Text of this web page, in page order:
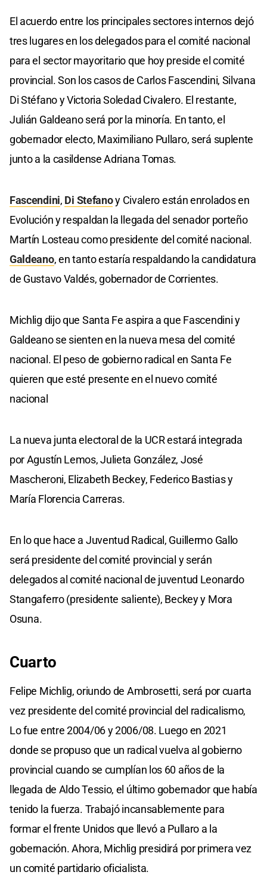
El acuerdo entre los principales sectores internos dejó
tres lugares en los delegados para el comité nacional
para el sector mayoritario que hoy preside el comité
provincial. Son los casos de Carlos Fascendini, Silvana
Di Stéfano y Victoria Soledad Civalero. El restante,
Julián Galdeano será por la minoría. En tanto, el
gobernador electo, Maximiliano Pullaro, será suplente
junto a la casildense Adriana Tomas.
Fascendini, Di Stefanoy Civalero están enrolados en
Evolución y respaldan la llegada del senador porteño
Martín Losteau como presidente del comité nacional.
Galdeano, en tanto estaría respaldando la candidatura
de Gustavo Valdés, gobernador de Corrientes.
Michlig dijo que Santa Fe aspira a que Fascendini y
Galdeano se sienten en la nueva mesa del comité
nacional. El peso de gobierno radical en Santa Fe
quieren que esté presente en el nuevo comité
nacional
La nueva junta electoral de la UCR estará integrada
por Agustín Lemos, Julieta González, José
Mascheroni, Elizabeth Beckey, Federico Bastias y
María Florencia Carreras.
En lo que hace a Juventud Radical, Guillermo Gallo
será presidente del comité provincial y serán
delegados al comité nacional de juventud Leonardo
Stangaferro (presidente saliente), Beckey y Mora
Osuna.
Cuarto
Felipe Michlig, oriundo de Ambrosetti, será por cuarta
vez presidente del comité provincial del radicalismo,
Lo fue entre 2004/06 y 2006/08. Luego en 2021
donde se propuso que un radical vuelva al gobierno
provincial cuando se cumplían los 60 años de la
llegada de Aldo Tessio, el último gobernador que había
tenido la fuerza. Trabajó incansablemente para
formar el frente Unidos que llevó a Pullaro a la
gobernación. Ahora, Michlig presidirá por primera vez
un comité partidario oficialista.